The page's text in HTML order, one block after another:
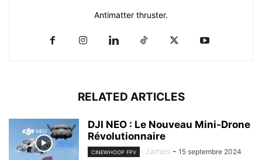
Antimatter thruster.
RELATED ARTICLES
DJI NEO : Le Nouveau Mini-Drone
Révolutionnaire
CINEWHOOP FPV James - 15 septembre 2024